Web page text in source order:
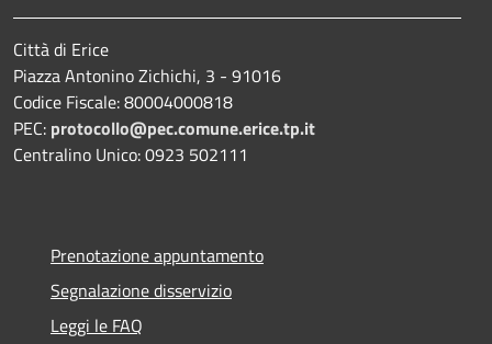
Città di Erice
Piazza Antonino Zichichi, 3 - 91016
Codice Fiscale: 80004000818
PEC: protocollo@pec.comune.erice.tp.it
Centralino Unico: 0923 502111
Prenotazione appuntamento
Segnalazione disservizio
Leggi le FAQ